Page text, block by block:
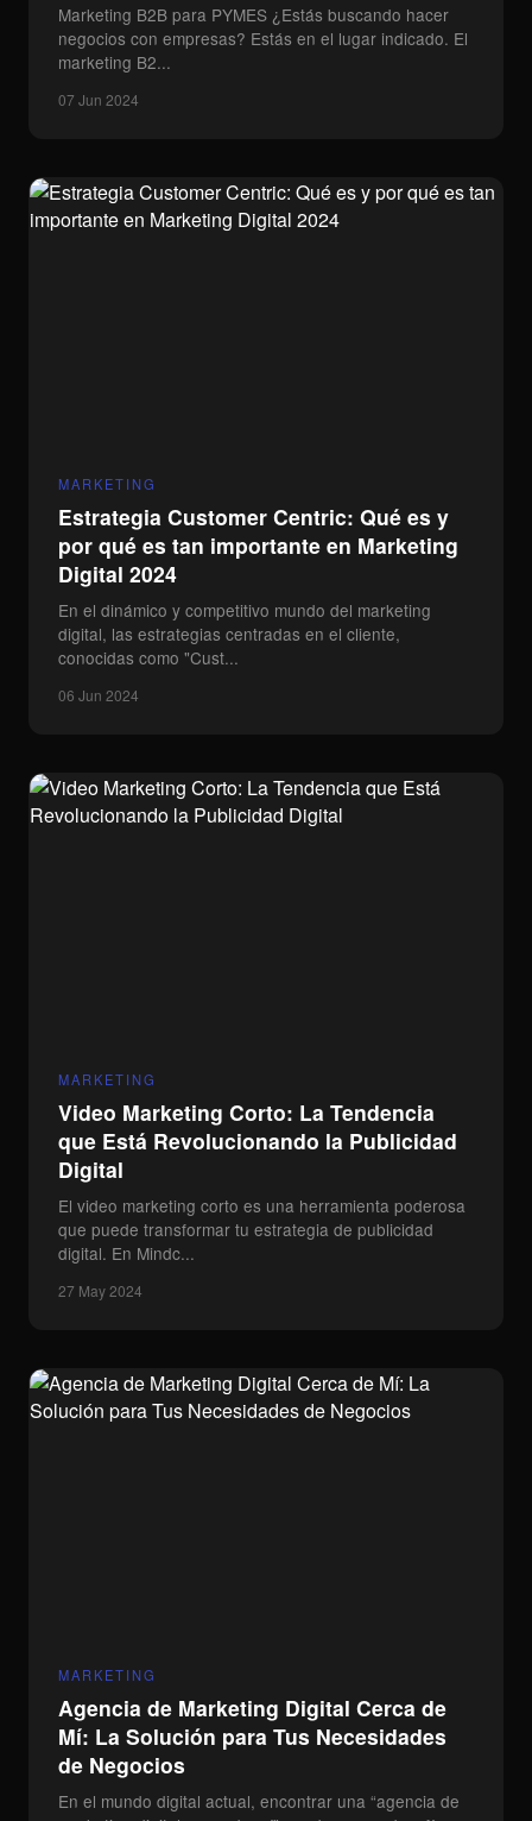
Marketing B2B para PYMES ¿Estás buscando hacer
negocios con empresas? Estás en el lugar indicado. El
marketing B2...
07 Jun 2024
MARKETING
Estrategia Customer Centric: Qué es y
por qué es tan importante en Marketing
Digital 2024
En el dinámico y competitivo mundo del marketing
digital, las estrategias centradas en el cliente,
conocidas como "Cust...
06 Jun 2024
MARKETING
Video Marketing Corto: La Tendencia
que Está Revolucionando la Publicidad
Digital
El video marketing corto es una herramienta poderosa
que puede transformar tu estrategia de publicidad
digital. En Mindc...
27 May 2024
MARKETING
Agencia de Marketing Digital Cerca de
Mí: La Solución para Tus Necesidades
de Negocios
En el mundo digital actual, encontrar una “agencia de
MINDCIRCUS BS.AS | Bernardo de Irigoyen 866 –